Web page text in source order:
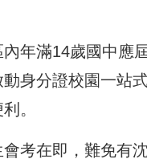
年滿14歲國中應
身分證校園一站
。
會考在即，難免有